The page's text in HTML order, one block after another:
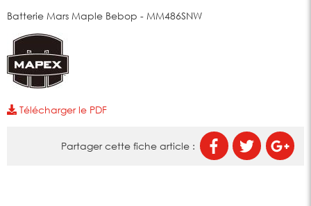
Batterie Mars Maple Bebop - MM486SNW
Télécharger le PDF
Partager cette fiche article :